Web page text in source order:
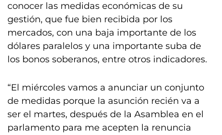
conocer las medidas económicas de su
gestión, que fue bien recibida por los
mercados, con una baja importante de los
dólares paralelos y una importante suba de
los bonos soberanos, entre otros indicadores.
“El miércoles vamos a anunciar un conjunto
de medidas porque la asunción recién va a
ser el martes, después de la Asamblea en el
parlamento para me acepten la renuncia